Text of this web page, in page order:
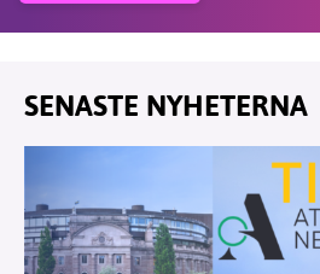
SENASTE NYHETERNA